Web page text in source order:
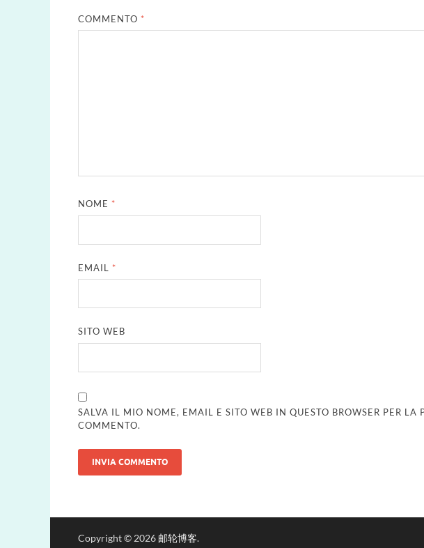
COMMENTO *
NOME *
EMAIL *
SITO WEB
SALVA IL MIO NOME, EMAIL E SITO WEB IN QUESTO BROWSER PER LA
COMMENTO.
Copyright © 2026 邮轮博客.